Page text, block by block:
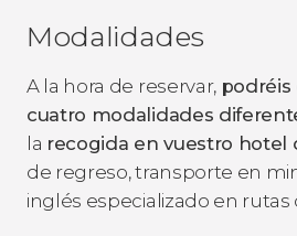
Modalidades
A la hora de reservar,
cuatro modalidades
la recogida en vuestro hotel
de regreso, transporte en
inglés especializado en